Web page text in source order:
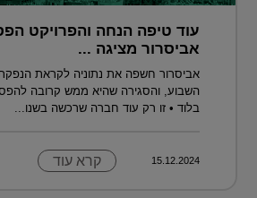
עוד טיפה הנחה והפרויקט
אביסרור מציגה ...
אביסרור חשפה את נתוניה לקראת
השבוע, והסגירה שהיא ממש קרובה
בלוד • זו רק עוד חברה שרכשה בשנו...
15.12.2024 קרא עוד